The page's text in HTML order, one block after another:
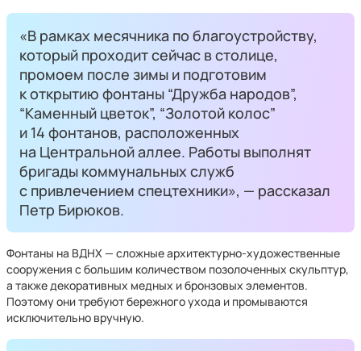
«В рамках месячника по благоустройству,
который проходит сейчас в столице,
промоем после зимы и подготовим
к открытию фонтаны “Дружба народов”,
“Каменный цветок”, “Золотой колос”
и 14 фонтанов, расположенных
на Центральной аллее. Работы выполнят
бригады коммунальных служб
с привлечением спецтехники», — рассказал
Петр Бирюков.
Фонтаны на ВДНХ — сложные архитектурно-художественные
сооружения с большим количеством позолоченных скульптур,
а также декоративных медных и бронзовых элементов.
Поэтому они требуют бережного ухода и промываются
исключительно вручную.